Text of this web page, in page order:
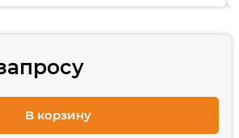
В корзину